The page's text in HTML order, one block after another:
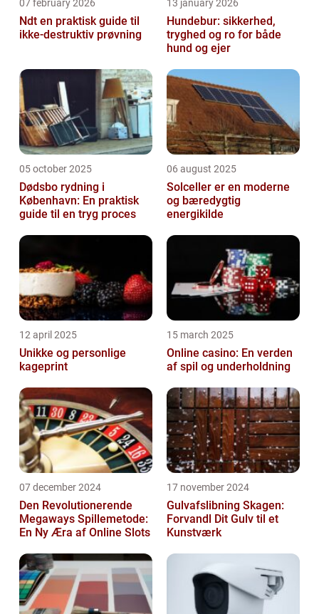
07 february 2026
Ndt en praktisk guide til
ikke-destruktiv prøvning
13 january 2026
Hundebur: sikkerhed,
tryghed og ro for både
hund og ejer
05 october 2025
Dødsbo rydning i
København: En praktisk
guide til en tryg proces
06 august 2025
Solceller er en moderne
og bæredygtig
energikilde
12 april 2025
Unikke og personlige
kageprint
15 march 2025
Online casino: En verden
af spil og underholdning
07 december 2024
Den Revolutionerende
Megaways Spillemetode:
En Ny Æra af Online Slots
17 november 2024
Gulvafslibning Skagen:
Forvandl Dit Gulv til et
Kunstværk